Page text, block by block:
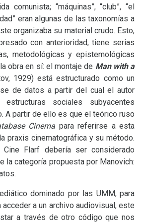
comunista; “máquinas”, “club”, “el
eran algunas de las taxonomías a
organizaba su material crudo. Esto,
con anterioridad, tiene serias
metodológicas y epistemológicas
obra en sí: el montaje de Man with a
1929) está estructurado como un
de datos a partir del cual el autor
sociales subyacentes
A partir de ello es que el teórico ruso
Cinema para referirse a esta
praxis cinematográfica y su método.
Flarf debería ser considerado
la categoría propuesta por Manovich:
dominado por las UMM, para
acceder a un archivo audiovisual, este
a través de otro código que nos